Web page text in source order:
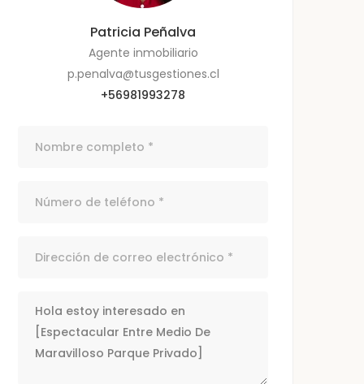
Patricia Peñalva
Agente inmobiliario
p.penalva@tusgestiones.cl
+56981993278